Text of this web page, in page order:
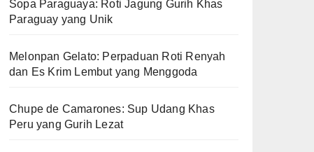
Sopa Paraguaya: Roti Jagung Gurih Khas
Paraguay yang Unik
Melonpan Gelato: Perpaduan Roti Renyah
dan Es Krim Lembut yang Menggoda
Chupe de Camarones: Sup Udang Khas
Peru yang Gurih Lezat